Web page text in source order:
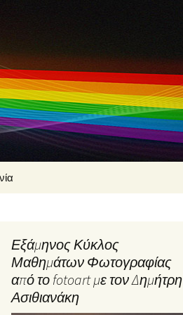
από τον
από τον
Εξάμηνος Κύκλος
Μαθημάτων Φωτογραφίας
από το fotoart με τον Δημήτρη
Ασιθιανάκη